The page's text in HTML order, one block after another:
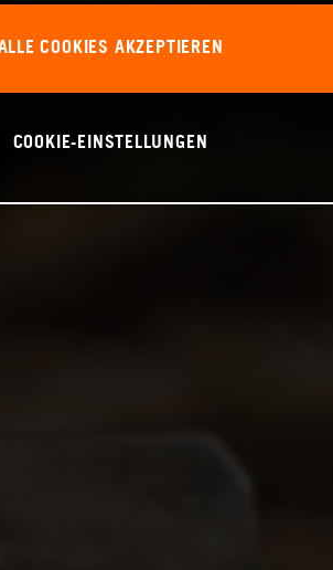
COOKIES AKZEPTIEREN
COOKIE-EINSTELLUNGEN